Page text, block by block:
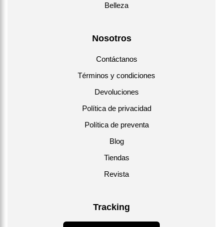
Belleza
Nosotros
Contáctanos
Términos y condiciones
Devoluciones
Política de privacidad
Política de preventa
Blog
Tiendas
Revista
Tracking